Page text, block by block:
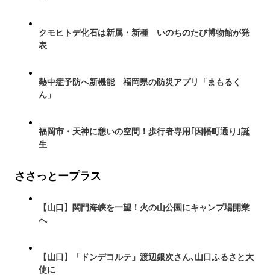
クモヒトデ化石は新属・新種 いのちのたび博物館が発
表
熱中症予防へ新機能 福岡県の防災アプリ「まもるく
ん」
福岡市・天神に憩いの空間！歩行者専用｢因幡町通り｣誕
生
ささっとープラス
【山口】関門海峡を一望！火の山公園にキャンプ場開業
へ
【山口】「ドンデコルテ」渡辺銀次さん､山口ふるさと大
使に